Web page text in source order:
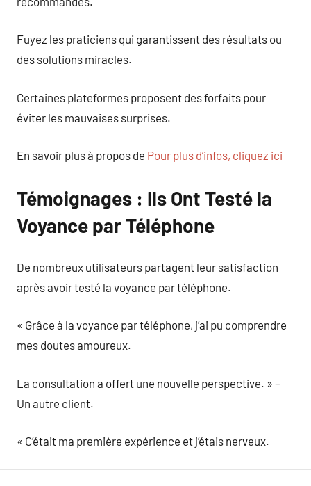
Fuyez les praticiens qui garantissent des résultats ou
des solutions miracles.
Certaines plateformes proposent des forfaits pour
éviter les mauvaises surprises.
En savoir plus à propos de Pour plus d’infos, cliquez ici
Témoignages : Ils Ont Testé la
Voyance par Téléphone
De nombreux utilisateurs partagent leur satisfaction
après avoir testé la voyance par téléphone.
« Grâce à la voyance par téléphone, j’ai pu comprendre
mes doutes amoureux.
La consultation a offert une nouvelle perspective. » –
Un autre client.
« C’était ma première expérience et j’étais nerveux.